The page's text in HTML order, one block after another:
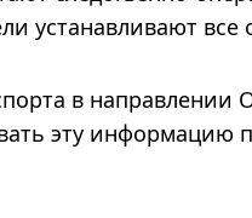
устанавливают
в направлении
эту информацию